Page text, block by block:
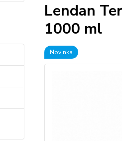
Lendan
1000 ml
Novinka